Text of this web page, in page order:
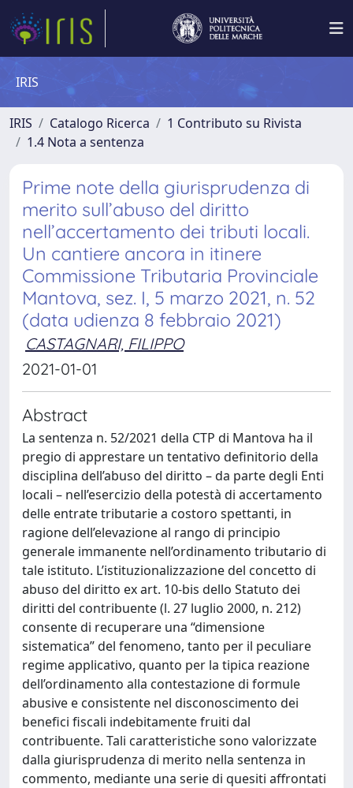
IRIS
IRIS Catalogo Ricerca
1 Contributo su Rivista
1.4 Nota a sentenza
Prime note della giurisprudenza di
merito sull’abuso del diritto
nell’accertamento dei tributi locali.
Un cantiere ancora in itinere
Commissione Tributaria Provinciale
Mantova, sez. I, 5 marzo 2021, n. 52
(data udienza 8 febbraio 2021)
CASTAGNARI, FILIPPO
2021-01-01
Abstract
La sentenza n. 52/2021 della CTP di Mantova ha il
pregio di apprestare un tentativo definitorio della
disciplina dell’abuso del diritto – da parte degli Enti
locali – nell’esercizio della potestà di accertamento
delle entrate tributarie a costoro spettanti, in
ragione dell’elevazione al rango di principio
generale immanente nell’ordinamento tributario di
tale istituto. L’istituzionalizzazione del concetto di
abuso del diritto ex art. 10-bis dello Statuto dei
diritti del contribuente (l. 27 luglio 2000, n. 212)
consente di recuperare una “dimensione
sistematica” del fenomeno, tanto per il peculiare
regime applicativo, quanto per la tipica reazione
dell’ordinamento alla contestazione di formule
abusive e consistente nel disconoscimento dei
benefici fiscali indebitamente fruiti dal
contribuente. Tali caratteristiche sono valorizzate
dalla giurisprudenza di merito nella sentenza in
commento, mediante una serie di quesiti affrontati